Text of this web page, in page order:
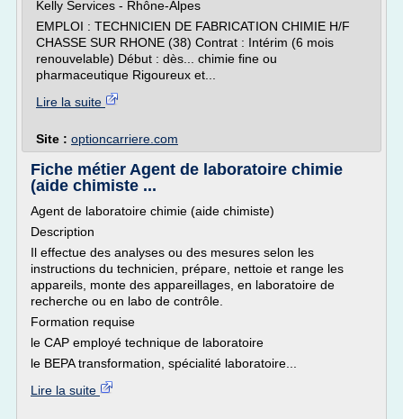
Kelly Services - Rhône-Alpes
EMPLOI : TECHNICIEN DE FABRICATION CHIMIE H/F
CHASSE SUR RHONE (38) Contrat : Intérim (6 mois
renouvelable) Début : dès... chimie fine ou
pharmaceutique Rigoureux et...
Lire la suite
Site : optioncarriere.com
Fiche métier Agent de laboratoire chimie
(aide chimiste ...
Agent de laboratoire chimie (aide chimiste)
Description
Il effectue des analyses ou des mesures selon les
instructions du technicien, prépare, nettoie et range les
appareils, monte des appareillages, en laboratoire de
recherche ou en labo de contrôle.
Formation requise
le CAP employé technique de laboratoire
le BEPA transformation, spécialité laboratoire...
Lire la suite